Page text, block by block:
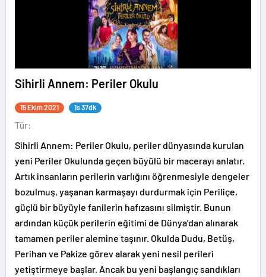
Sihirli Annem: Periler Okulu
15 Ekim 2021 1s 37dk
Tür:
Sihirli Annem: Periler Okulu, periler dünyasında kurulan
yeni Periler Okulunda geçen büyülü bir macerayı anlatır.
Artık insanların perilerin varlığını öğrenmesiyle dengeler
bozulmuş, yaşanan karmaşayı durdurmak için Periliçe,
güçlü bir büyüyle fanilerin hafızasını silmiştir. Bunun
ardından küçük perilerin eğitimi de Dünya’dan alınarak
tamamen periler alemine taşınır. Okulda Dudu, Betüş,
Perihan ve Pakize görev alarak yeni nesil perileri
yetiştirmeye başlar. Ancak bu yeni başlangıç sandıkları